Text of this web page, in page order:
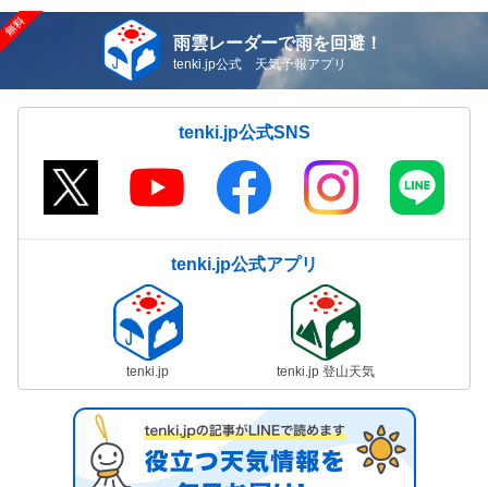
雨雲レーダーで雨を回避！
tenki.jp公式 天気予報アプリ
tenki.jp公式SNS
tenki.jp公式アプリ
tenki.jp tenki.jp 登山天気